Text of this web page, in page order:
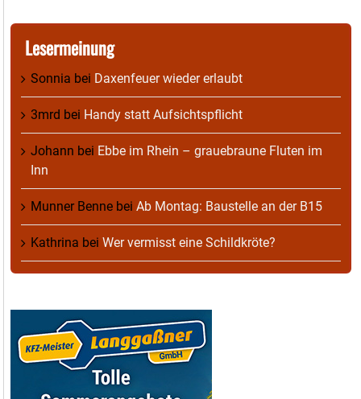
Lesermeinung
Sonnia bei Daxenfeuer wieder erlaubt
3mrd bei Handy statt Aufsichtspflicht
Johann bei Ebbe im Rhein – grauebraune Fluten im
Inn
Munner Benne bei Ab Montag: Baustelle an der B15
Kathrina bei Wer vermisst eine Schildkröte?